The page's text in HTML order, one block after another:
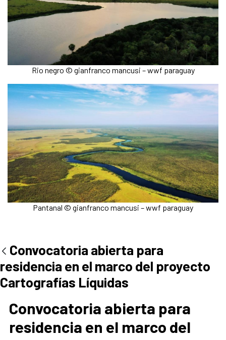
Rio negro © gianfranco mancusi – wwf paraguay
Pantanal © gianfranco mancusi – wwf paraguay
Convocatoria abierta para
residencia en el marco del proyecto
Cartografías Líquidas
Convocatoria abierta para
residencia en el marco del